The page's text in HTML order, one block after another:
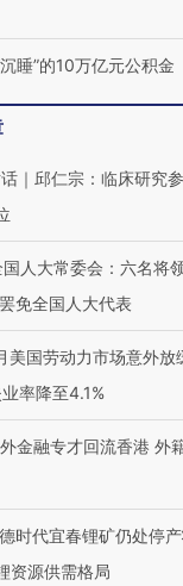
动
的夏天
睡”的10万亿元公积金
｜邱仁宗：临床研究
国人大常委会：六名将
免全国人大代表
美国劳动力市场意外放
率降至4.1%
金融专才回流香港 外
时代宜春锂矿仍处停
资源供需格局